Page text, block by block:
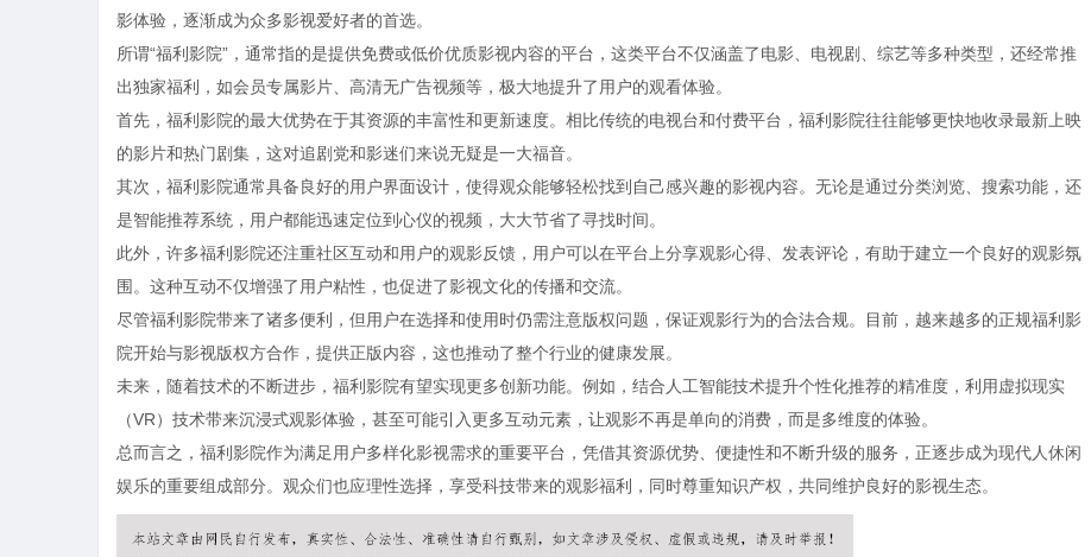
影体验，逐渐成为众多影视爱好者的首选。
所谓“福利影院”，通常指的是提供免费或低价优质影视内容的平台，这类平台不仅涵盖了电影、电视剧、综艺等多种类型，还经常推
出独家福利，如会员专属影片、高清无广告视频等，极大地提升了用户的观看体验。
首先，福利影院的最大优势在于其资源的丰富性和更新速度。相比传统的电视台和付费平台，福利影院往往能够更快地收录最新上映
的影片和热门剧集，这对追剧党和影迷们来说无疑是一大福音。
其次，福利影院通常具备良好的用户界面设计，使得观众能够轻松找到自己感兴趣的影视内容。无论是通过分类浏览、搜索功能，还
是智能推荐系统，用户都能迅速定位到心仪的视频，大大节省了寻找时间。
此外，许多福利影院还注重社区互动和用户的观影反馈，用户可以在平台上分享观影心得、发表评论，有助于建立一个良好的观影氛
围。这种互动不仅增强了用户粘性，也促进了影视文化的传播和交流。
尽管福利影院带来了诸多便利，但用户在选择和使用时仍需注意版权问题，保证观影行为的合法合规。目前，越来越多的正规福利影
院开始与影视版权方合作，提供正版内容，这也推动了整个行业的健康发展。
未来，随着技术的不断进步，福利影院有望实现更多创新功能。例如，结合人工智能技术提升个性化推荐的精准度，利用虚拟现实
（VR）技术带来沉浸式观影体验，甚至可能引入更多互动元素，让观影不再是单向的消费，而是多维度的体验。
总而言之，福利影院作为满足用户多样化影视需求的重要平台，凭借其资源优势、便捷性和不断升级的服务，正逐步成为现代人休闲
娱乐的重要组成部分。观众们也应理性选择，享受科技带来的观影福利，同时尊重知识产权，共同维护良好的影视生态。